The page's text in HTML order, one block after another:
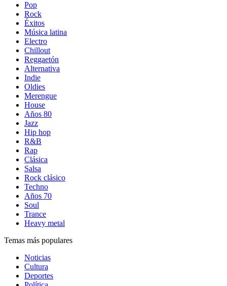
Pop
Rock
Éxitos
Música latina
Electro
Chillout
Reggaetón
Alternativa
Indie
Oldies
Merengue
House
Años 80
Jazz
Hip hop
R&B
Rap
Clásica
Salsa
Rock clásico
Techno
Años 70
Soul
Trance
Heavy metal
Temas más populares
Noticias
Cultura
Deportes